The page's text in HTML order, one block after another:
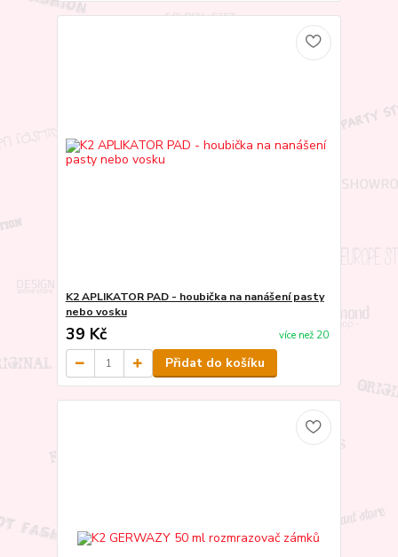
K2 APLIKATOR PAD - houbička na nanášení pasty
nebo vosku
39 Kč více než 20
Přidat do košíku